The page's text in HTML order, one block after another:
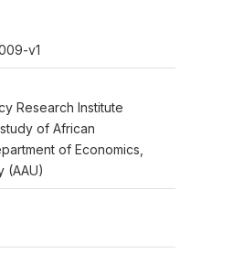
v1
Research Institute
of African
of Economics,
(AAU)